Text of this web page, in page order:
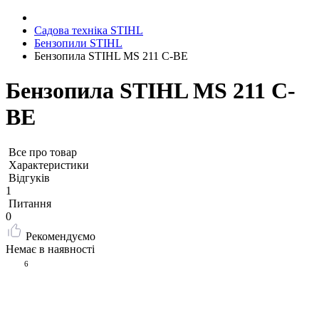
Садова техніка STIHL
Бензопили STIHL
Бензопила STIHL MS 211 C-BE
Бензопила STIHL MS 211 C-
BE
Все про товар
Характеристики
Відгуків
1
Питання
0
Рекомендуємо
Немає в наявності
6